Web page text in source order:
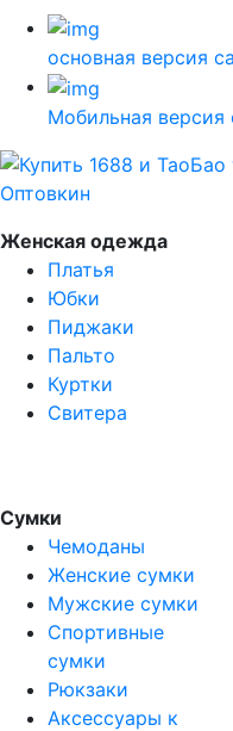
основная версия
Мобильная версия
Женская одежда
Платья
Юбки
Пиджаки
Пальто
Куртки
Свитера
Сумки
Чемоданы
Женские сумки
Мужские сумки
Спортивные
сумки
Рюкзаки
Аксессуары к